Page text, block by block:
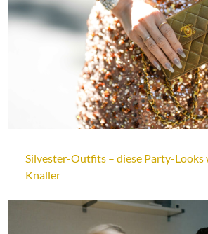
Silvester-Outfits – diese Party-Looks
Knaller